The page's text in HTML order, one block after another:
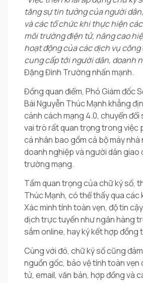
tăng sự tin tưởng của người
và các tổ chức khi thực hiện
môi trường điện tử, nâng cao
hoạt động của các dịch vụ
cung cấp tới người dân, doanh
Đặng Đình Trường nhấn mạnh.
Đồng quan điểm, Phó Giám đốc
Bái Nguyễn Thúc Mạnh khẳng
cảnh cách mạng 4.0, chuyển đổi
vai trò rất quan trọng trong việc
cá nhân bao gồm cả bộ máy
doanh nghiệp và người dân giao
trường mạng.
Tầm quan trọng của chữ ký số,
Thúc Mạnh, có thể thấy qua các
Xác minh tính toàn vẹn, độ tin
dịch trực tuyến như ngân hàng
sắm online, hay ký kết hợp đồng
Cùng với đó, chữ ký số cũng
nguồn gốc, bảo vệ tính toàn vẹn
tử, email, văn bản, hợp đồng và